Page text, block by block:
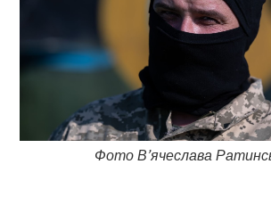
Фото В’ячеслава